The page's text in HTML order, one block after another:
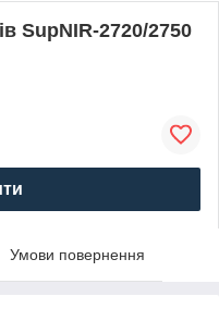
SupNIR-2720/2750
Умови повернення